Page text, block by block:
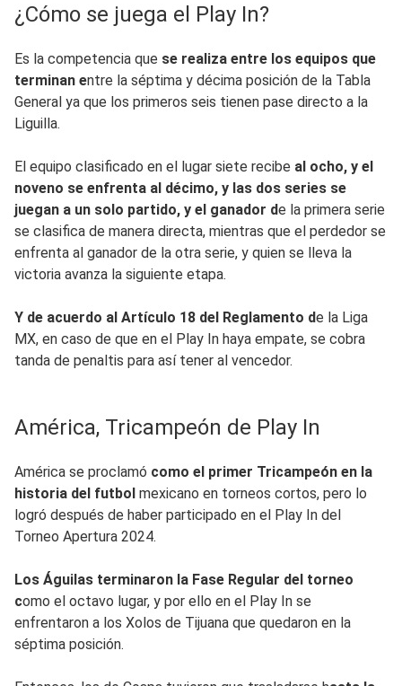
¿Cómo se juega el Play In?
Es la competencia que se realiza entre los equipos que
terminan entre la séptima y décima posición de la Tabla
General ya que los primeros seis tienen pase directo a la
Liguilla.
El equipo clasificado en el lugar siete recibe al ocho, y el
noveno se enfrenta al décimo, y las dos series se
juegan a un solo partido, y el ganador de la primera serie
se clasifica de manera directa, mientras que el perdedor se
enfrenta al ganador de la otra serie, y quien se lleva la
victoria avanza la siguiente etapa.
Y de acuerdo al Artículo 18 del Reglamento de la Liga
MX, en caso de que en el Play In haya empate, se cobra
tanda de penaltis para así tener al vencedor.
América, Tricampeón de Play In
América se proclamó como el primer Tricampeón en la
historia del futbol mexicano en torneos cortos, pero lo
logró después de haber participado en el Play In del
Torneo Apertura 2024.
Los Águilas terminaron la Fase Regular del torneo
como el octavo lugar, y por ello en el Play In se
enfrentaron a los Xolos de Tijuana que quedaron en la
séptima posición.